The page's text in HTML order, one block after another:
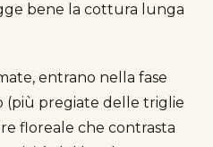
bene la cottura lunga
entrano nella fase
(più pregiate delle triglie
floreale che contrasta